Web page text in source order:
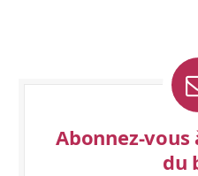
Abonnez-
du